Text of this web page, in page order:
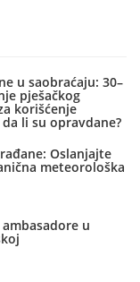
u saobraćaju: 30–
pješačkog
korišćenje
li su opravdane?
Oslanjajte
meteorološka
u